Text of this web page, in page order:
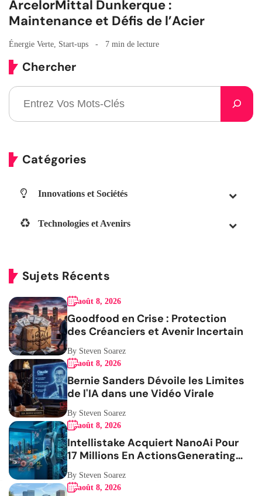
ArcelorMittal Dunkerque :
Maintenance et Défis de l’Acier
Énergie Verte Start-ups 7 min de lecture
Chercher
Catégories
Innovations et Sociétés
Technologies et Avenirs
Sujets Récents
août 8, 2026
Goodfood en Crise : Protection
des Créanciers et Avenir Incertain
By Steven Soarez
août 8, 2026
Bernie Sanders Dévoile les Limites
de l'IA dans une Vidéo Virale
By Steven Soarez
août 8, 2026
Intellistake Acquiert NanoAi Pour
17 Millions En ActionsGenerating
the French blog article
By Steven Soarez
août 8, 2026